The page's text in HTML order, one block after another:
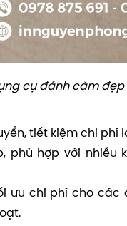
cụ đánh cảm đẹp
tiết kiệm chi phí
phù hợp với nhiều
ưu chi phí cho các